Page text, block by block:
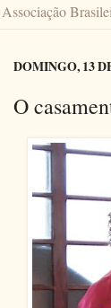
Associação
DOMINGO, 13
O